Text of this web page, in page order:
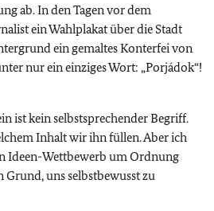
ab. In den Tagen vor dem
ein Wahlplakat über die Stadt
ein gemaltes Konterfei von
nur ein einziges Wort: „Porjádok“!
ist kein selbstsprechender Begriff.
Inhalt wir ihn füllen. Aber ich
Ideen-Wettbewerb um Ordnung
Grund, uns selbstbewusst zu